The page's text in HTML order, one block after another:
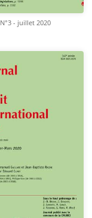
N°3 - juillet 2020